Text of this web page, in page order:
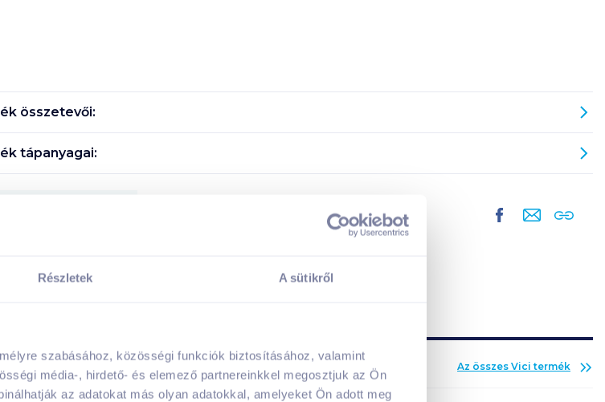
Részletek A sütikről
szabásához, közösségi funkciók biztosításához, valamint
média-, hirdető- és elemező partnereinkkel megosztjuk az Ön
az adatokat más olyan adatokkal, amelyeket Ön adott meg
A kosarad jelenleg üres.
összetevői:
tápanyagai:
Az összes Vici termék